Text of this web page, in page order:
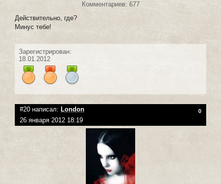
Комментариев: 677
Действительно, где?
Минус тебе!
Зарегистрирован:
18.01.2012
#20 написал: London 0
26 января 2012 18:19